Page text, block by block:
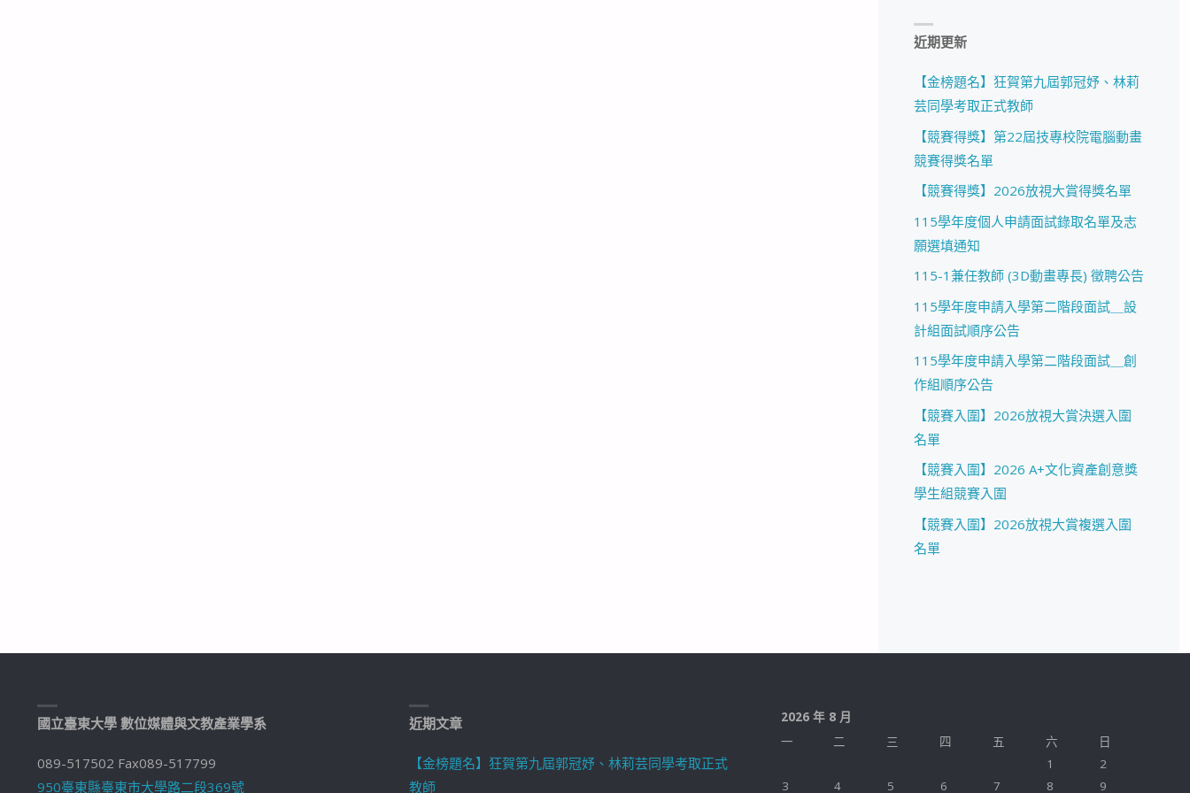
近期更新
【金榜題名】狂賀第九屆郭冠妤、林莉
芸同學考取正式教師
【競賽得獎】第22屆技專校院電腦動畫
競賽得獎名單
【競賽得獎】2026放視大賞得獎名單
115學年度個人申請面試錄取名單及志
願選填通知
115-1兼任教師 (3D動畫專長) 徵聘公告
115學年度申請入學第二階段面試＿設
計組面試順序公告
115學年度申請入學第二階段面試＿創
作組順序公告
【競賽入圍】2026放視大賞決選入圍
名單
【競賽入圍】2026 A+文化資產創意獎
學生組競賽入圍
【競賽入圍】2026放視大賞複選入圍
名單
國立臺東大學 數位媒體與文教產業學系
089-517502 Fax089-517799
950臺東縣臺東市大學路二段369號
近期文章
【金榜題名】狂賀第九屆郭冠妤、林莉芸同學考取正式
教師
2026 年 8 月
一
二 三 四 五 六
日
1
2
3
4 5 6 7 8 9